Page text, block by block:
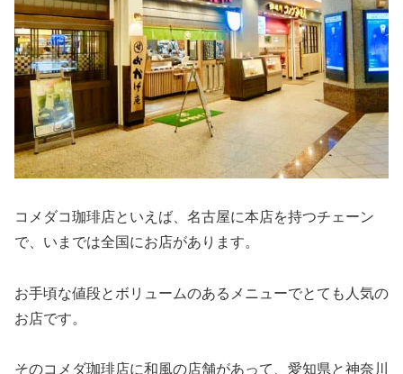
コメダコ珈琲店といえば、名古屋に本店を持つチェーン
で、いまでは全国にお店があります。
お手頃な値段とボリュームのあるメニューでとても人気の
お店です。
そのコメダ珈琲店に和風の店舗があって、愛知県と神奈川